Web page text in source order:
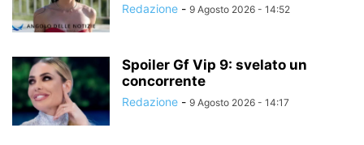
Redazione - 9 Agosto 2026 - 14:52
Spoiler Gf Vip 9: svelato un
concorrente
Redazione - 9 Agosto 2026 - 14:17